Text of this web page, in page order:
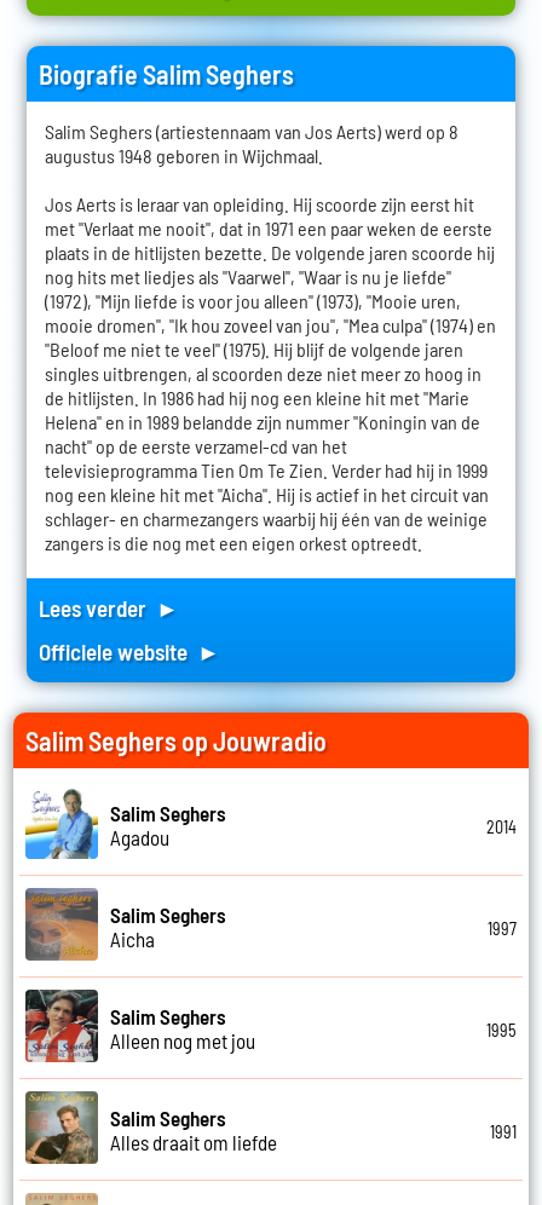
Biografie Salim Seghers
Salim Seghers (artiestennaam van Jos Aerts) werd op 8
augustus 1948 geboren in Wijchmaal.
Jos Aerts is leraar van opleiding. Hij scoorde zijn eerst hit
met "Verlaat me nooit", dat in 1971 een paar weken de eerste
plaats in de hitlijsten bezette. De volgende jaren scoorde hij
nog hits met liedjes als "Vaarwel", "Waar is nu je liefde"
(1972), "Mijn liefde is voor jou alleen" (1973), "Mooie uren,
mooie dromen", "Ik hou zoveel van jou", "Mea culpa" (1974) en
"Beloof me niet te veel" (1975). Hij blijf de volgende jaren
singles uitbrengen, al scoorden deze niet meer zo hoog in
de hitlijsten. In 1986 had hij nog een kleine hit met "Marie
Helena" en in 1989 belandde zijn nummer "Koningin van de
nacht" op de eerste verzamel-cd van het
televisieprogramma Tien Om Te Zien. Verder had hij in 1999
nog een kleine hit met "Aicha". Hij is actief in het circuit van
schlager- en charmezangers waarbij hij één van de weinige
zangers is die nog met een eigen orkest optreedt.
Lees verder ►
Officiele website ►
Salim Seghers op Jouwradio
Salim Seghers
Agadou
2014
Salim Seghers
Aicha
1997
Salim Seghers
Alleen nog met jou
1995
Salim Seghers
Alles draait om liefde
1991